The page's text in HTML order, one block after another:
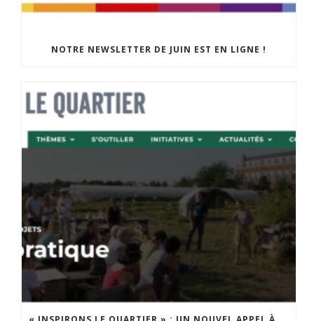
NOTRE NEWSLETTER DE JUIN EST EN LIGNE !